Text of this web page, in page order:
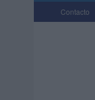
Contacto